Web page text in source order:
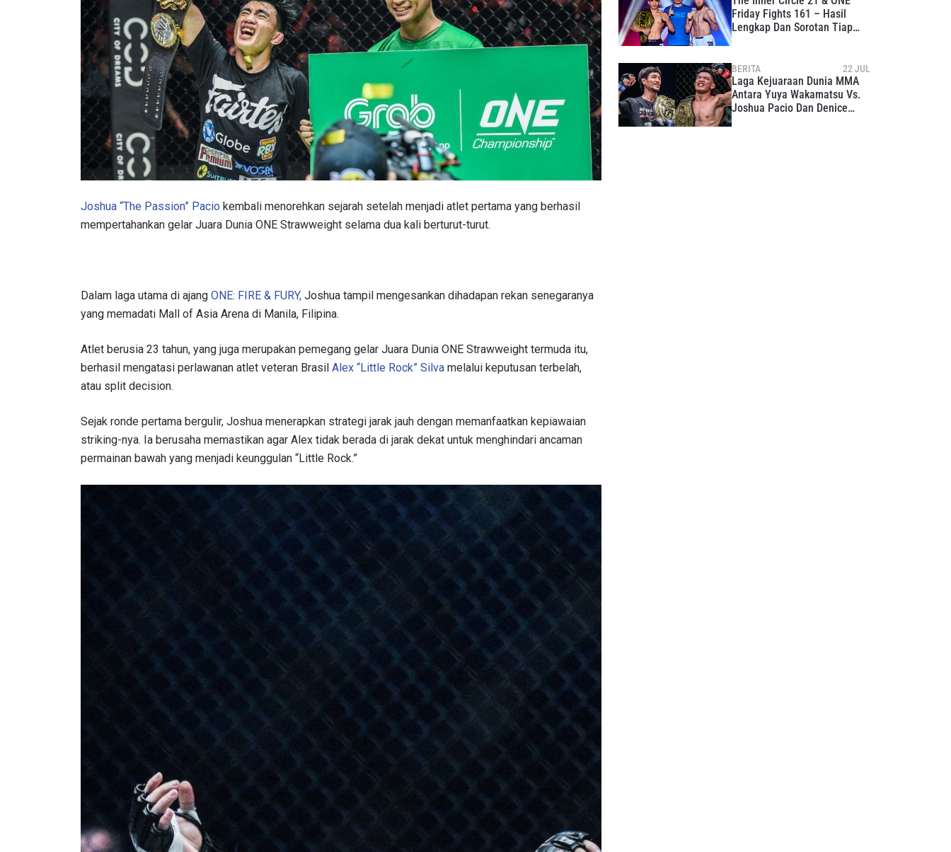
Joshua “The Passion” Pacio kembali menorehkan sejarah setelah menjadi atlet pertama yang berhasil
mempertahankan gelar Juara Dunia ONE Strawweight selama dua kali berturut-turut.
Dalam laga utama di ajang ONE: FIRE & FURY, Joshua tampil mengesankan dihadapan rekan senegaranya
yang memadati Mall of Asia Arena di Manila, Filipina.
Atlet berusia 23 tahun, yang juga merupakan pemegang gelar Juara Dunia ONE Strawweight termuda itu,
berhasil mengatasi perlawanan atlet veteran Brasil Alex “Little Rock” Silva melalui keputusan terbelah,
atau split decision.
Sejak ronde pertama bergulir, Joshua menerapkan strategi jarak jauh dengan memanfaatkan kepiawaian
striking-nya. Ia berusaha memastikan agar Alex tidak berada di jarak dekat untuk menghindari ancaman
permainan bawah yang menjadi keunggulan “Little Rock.”
Friday Fights 161 – Hasil
Lengkap Dan Sorotan Tiap
BERITA 22 JUL
Laga Kejuaraan Dunia MMA
Antara Yuya Wakamatsu Vs.
Joshua Pacio Dan Denice